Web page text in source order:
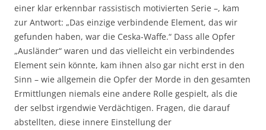
einer klar erkennbar rassistisch motivierten Serie –, kam
zur Antwort: „Das einzige verbindende Element, das wir
gefunden haben, war die Ceska-Waffe.“ Dass alle Opfer
„Ausländer“ waren und das vielleicht ein verbindendes
Element sein könnte, kam ihnen also gar nicht erst in den
Sinn – wie allgemein die Opfer der Morde in den gesamten
Ermittlungen niemals eine andere Rolle gespielt, als die
der selbst irgendwie Verdächtigen. Fragen, die darauf
abstellten, diese innere Einstellung der